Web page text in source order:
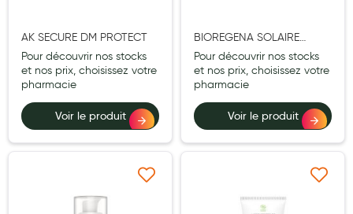
Piluliers
Matériel medical
Cannes
Prothèses mammaires externes
Médication familiale
AK SECURE DM PROTECT
Pour découvrir nos stocks
et nos prix, choisissez votre
pharmacie
Voir le produit
BIOREGENA SOLAIRE
CREME BEBE SPF50+ BIO
40ML
Pour découvrir nos stocks
et nos prix, choisissez votre
pharmacie
Voir le produit
Ajouter à ma liste d’envie Ajouter à ma liste